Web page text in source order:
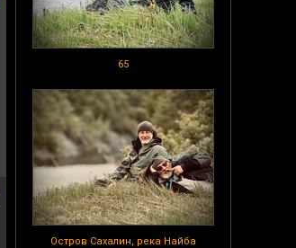
65
Остров Сахалин, река Найба